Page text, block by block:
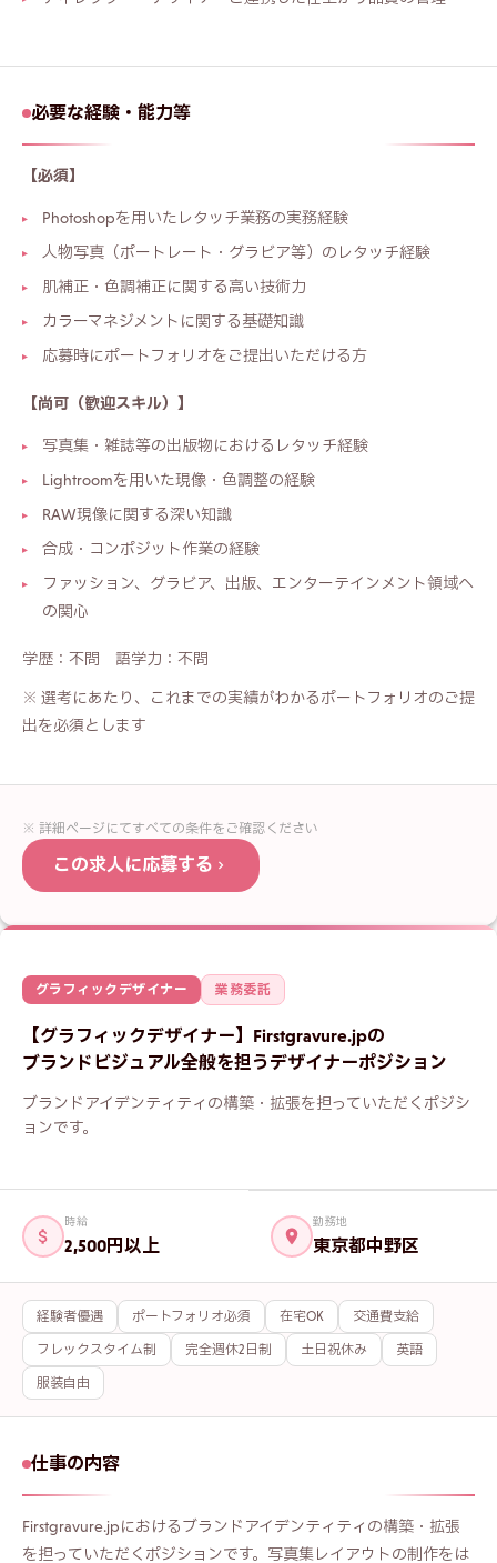
必要な経験・能力等
【必須】
Photoshopを用いたレタッチ業務の実務経験
人物写真（ポートレート・グラビア等）のレタッチ経験
肌補正・色調補正に関する高い技術力
カラーマネジメントに関する基礎知識
応募時にポートフォリオをご提出いただける方
【尚可（歓迎スキル）】
写真集・雑誌等の出版物におけるレタッチ経験
Lightroomを用いた現像・色調整の経験
RAW現像に関する深い知識
合成・コンポジット作業の経験
ファッション、グラビア、出版、エンターテインメント領域へ
の関心
学歴：不問 語学力：不問
※ 選考にあたり、これまでの実績がわかるポートフォリオのご提
出を必須とします
※ 詳細ページにてすべての条件をご確認ください
この求人に応募する
応募フォーム —フォトレタッチャー
フリガナ 必須
自己PR・志望動機
ポートフォリオ・職務経歴書
グラフィックデザイナー 業務委託
【グラフィックデザイナー】Firstgravure.jpの
ブランドビジュアル全般を担うデザイナーポジション
ブランドアイデンティティの構築・拡張を担っていただくポジシ
ョンです。
時給
2,500円以上
勤務地
東京都中野区
経験者優遇 ポートフォリオ必須 在宅OK 交通費支給
フレックスタイム制 完全週休2日制 土日祝休み 英語
服装自由
仕事の内容
Firstgravure.jpにおけるブランドアイデンティティの構築・拡張
を担っていただくポジションです。写真集レイアウトの制作をは